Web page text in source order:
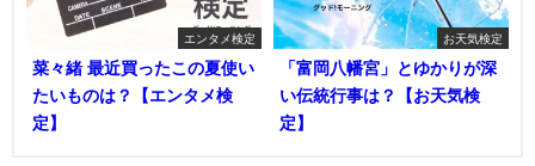
エンタメ検定
菜々緒 最近買ったこの夏使い
たいものは？【エンタメ検
定】
お天気検定
「富岡八幡宮」とゆかりが深
い伝統行事は？【お天気検
定】